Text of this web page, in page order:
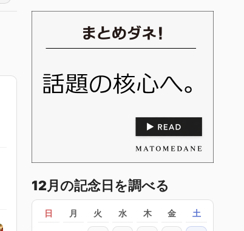
12月の記念日を調べる
日 月 火 水 木 金 土